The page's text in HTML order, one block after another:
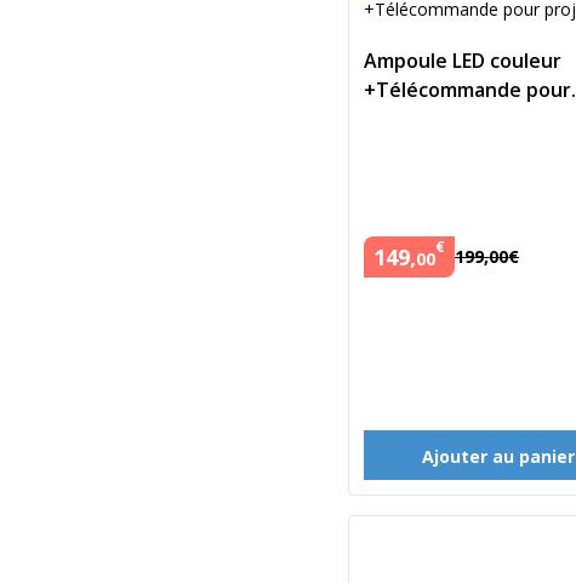
Ampoule LED couleur
+Télécommande pour
149,00
€ 199,00€
Ajouter au panier